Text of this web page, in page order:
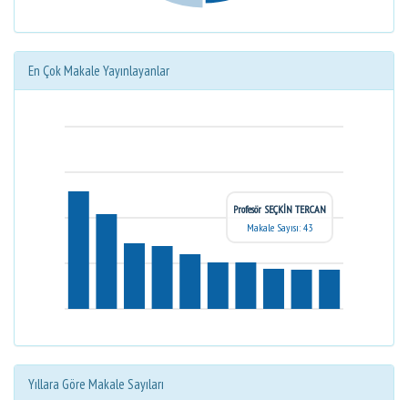
En Çok Makale Yayınlayanlar
Profesör SEÇKİN TERCAN
Makale Sayısı: 43
Yıllara Göre Makale Sayıları